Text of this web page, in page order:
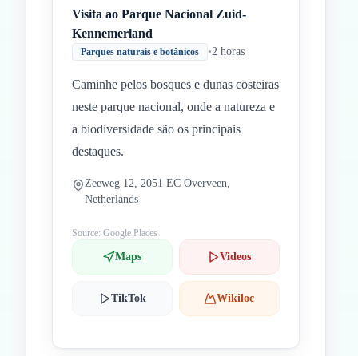
Visita ao Parque Nacional Zuid-
Kennemerland
Parques naturais e botânicos •2 horas
Caminhe pelos bosques e dunas costeiras
neste parque nacional, onde a natureza e
a biodiversidade são os principais
destaques.
Zeeweg 12, 2051 EC Overveen,
Netherlands
Source: Google Places
Maps Videos
TikTok Wikiloc